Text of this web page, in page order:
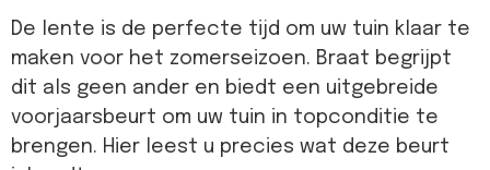
De lente is de perfecte tijd om uw tuin klaar te
maken voor het zomerseizoen. Braat begrijpt
dit als geen ander en biedt een uitgebreide
voorjaarsbeurt om uw tuin in topconditie te
brengen. Hier leest u precies wat deze beurt